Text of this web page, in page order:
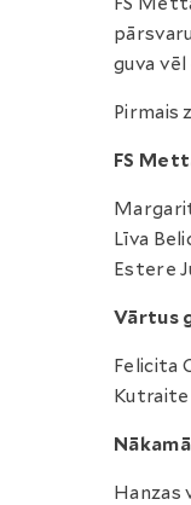
guva
Pirmais
FS
Līva
Estere
Vārtus
Felicita
Kutraite
Hanzas